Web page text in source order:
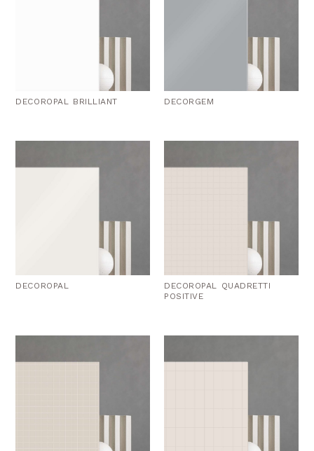
DECOROPAL BRILLIANT DECORGEM
DECOROPAL
DECOROPAL QUADRETTI
POSITIVE